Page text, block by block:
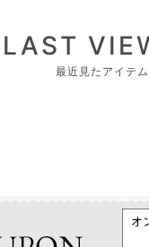
LAST
最近見たアイテム